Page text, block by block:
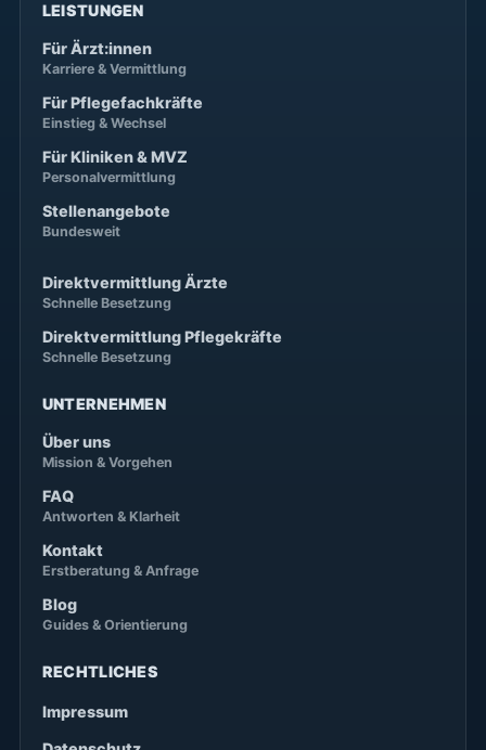
LEISTUNGEN
Für Ärzt:innen
Karriere & Vermittlung
Für Pflegefachkräfte
Einstieg & Wechsel
Für Kliniken & MVZ
Personalvermittlung
Stellenangebote
Bundesweit
Direktvermittlung Ärzte
Schnelle Besetzung
Direktvermittlung Pflegekräfte
Schnelle Besetzung
UNTERNEHMEN
Über uns
Mission & Vorgehen
FAQ
Antworten & Klarheit
Kontakt
Erstberatung & Anfrage
Blog
Guides & Orientierung
RECHTLICHES
Impressum